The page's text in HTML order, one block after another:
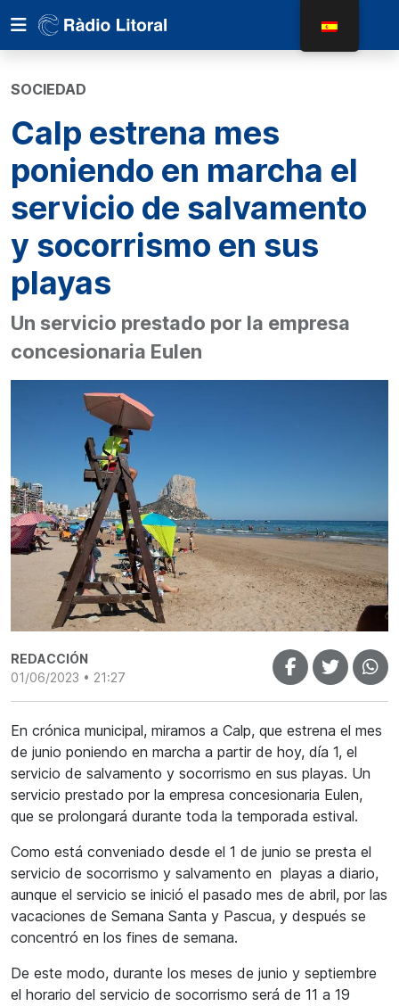
SOCIEDAD
Calp estrena mes
poniendo en marcha el
servicio de salvamento
y socorrismo en sus
playas
Un servicio prestado por la empresa
concesionaria Eulen
REDACCIÓN
01/06/2023 • 21:27
En crónica municipal, miramos a Calp, que estrena el mes
de junio poniendo en marcha a partir de hoy, día 1, el
servicio de salvamento y socorrismo en sus playas. Un
servicio prestado por la empresa concesionaria Eulen,
que se prolongará durante toda la temporada estival.
Como está conveniado desde el 1 de junio se presta el
servicio de socorrismo y salvamento en playas a diario,
aunque el servicio se inició el pasado mes de abril, por las
vacaciones de Semana Santa y Pascua, y después se
concentró en los fines de semana.
De este modo, durante los meses de junio y septiembre
el horario del servicio de socorrismo será de 11 a 19